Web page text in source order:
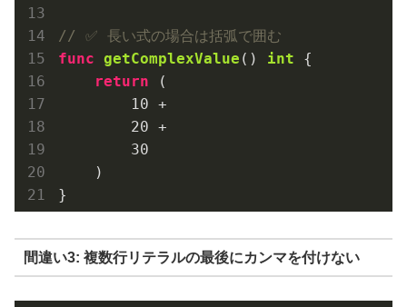
// ✅ 長い式の場合は括弧で囲む
func getComplexValue () int {
return (
10 +
20 +
30
    )
間違い3: 複数行リテラルの最後にカンマを付けない